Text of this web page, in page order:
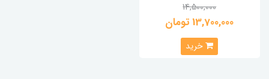
14,500,000
13,700,000 تومان
خرید